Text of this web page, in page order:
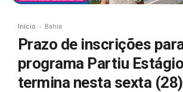
Início Bahia
Prazo de inscrições
programa Partiu
termina nesta sexta (28)